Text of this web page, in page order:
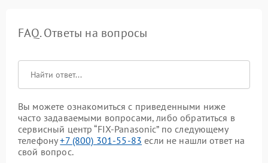
FAQ. Ответы на вопросы
Вы можете ознакомиться с приведенными ниже
часто задаваемыми вопросами, либо обратиться в
сервисный центр “FIX-Panasonic” по следующему
телефону+7 (800) 301-55-83 если не нашли ответ на
свой вопрос.